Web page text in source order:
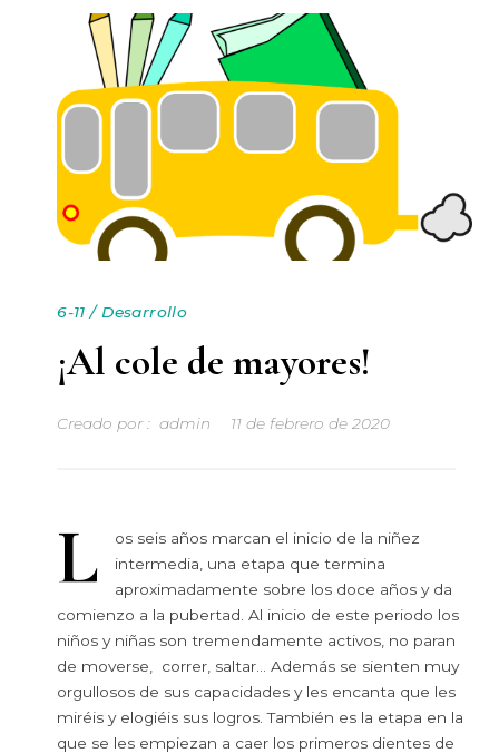
6-11 / Desarrollo
¡Al cole de mayores!
Creado por : admin 11 de febrero de 2020
L
os seis años marcan el inicio de la niñez
intermedia, una etapa que termina
aproximadamente sobre los doce años y da
comienzo a la pubertad. Al inicio de este periodo los
niños y niñas son tremendamente activos, no paran
de moverse, correr, saltar… Además se sienten muy
orgullosos de sus capacidades y les encanta que les
miréis y elogiéis sus logros. También es la etapa en la
que se les empiezan a caer los primeros dientes de